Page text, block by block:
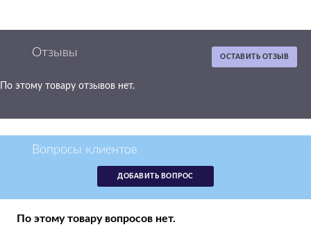
2 880 р.
в наличии -
1 шт
CTL-1100XC
аналог CTL1100XC
ОСТАВИТЬ ОТЗЫВ
Отзывы
По этому товару отзывов нет.
ДОБАВИТЬ ВОПРОС
Вопросы клиентов
По этому товару вопросов нет.